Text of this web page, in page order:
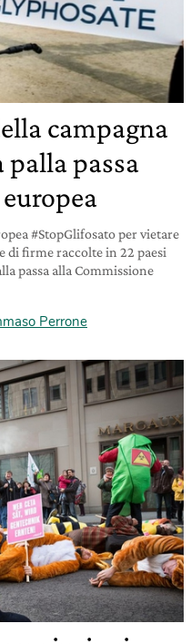
campagna
palla passa
#StopGlifosato per vietare
di firme raccolte in 22 paesi
passa alla Commissione
Perrone